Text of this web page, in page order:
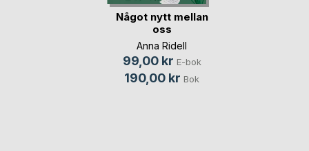
Något nytt mellan
oss
Anna Ridell
99,00 kr E-bok
190,00 kr Bok